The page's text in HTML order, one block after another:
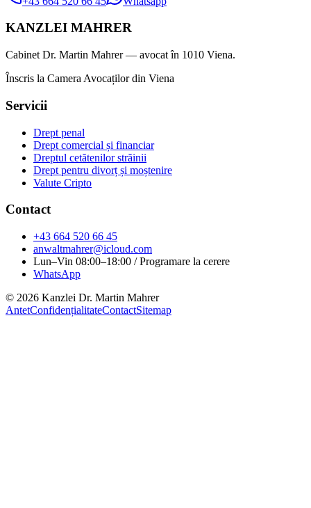
KANZLEI MAHRER
Cabinet Dr. Martin Mahrer — avocat în 1010 Viena.
Înscris la Camera Avocaților din Viena
Servicii
Drept penal
Drept comercial și financiar
Dreptul cetătenilor străinii
Drept pentru divorț și moștenire
Valute Cripto
Contact
+43 664 520 66 45
anwaltmahrer@icloud.com
Lun–Vin 08:00–18:00 / Programare la cerere
WhatsApp
© 2026 Kanzlei Dr. Martin Mahrer
AntetConfidențialitateContactSitemap